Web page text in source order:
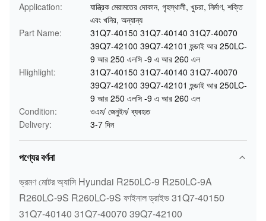
Application:
যান্ত্রিক মেরামতের দোকান, গৃহস্থালী, খুচরা, নির্মাণ, শক্তি
এবং খনির, অন্যান্য
Part Name:
31Q7-40150 31Q7-40140 31Q7-40070
39Q7-42100 39Q7-42101 হুন্ডাই আর 250LC-
9 আর 250 এলসি -9 এ আর 260 এল
Hlighlight:
31Q7-40150 31Q7-40140 31Q7-40070
39Q7-42100 39Q7-42101 হুন্ডাই আর 250LC-
9 আর 250 এলসি -9 এ আর 260 এল
Condition:
ওএম/ জেনুইন/ ব্যবহৃত
Delivery:
3-7 দিন
পণ্যের বর্ণনা
ভ্রমণ মোটর অ্যাসি Hyundai R250LC-9 R250LC-9A
R260LC-9S R260LC-9S ফাইনাল ড্রাইভ 31Q7-40150
31Q7-40140 31Q7-40070 39Q7-42100